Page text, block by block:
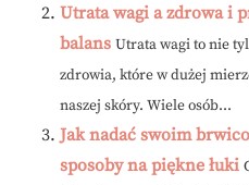
Utrata wagi a zdrowa i
balans Utrata wagi to nie
zdrowia, które w dużej
naszej skóry. Wiele osób...
Jak nadać swoim
sposoby na piękne łuki